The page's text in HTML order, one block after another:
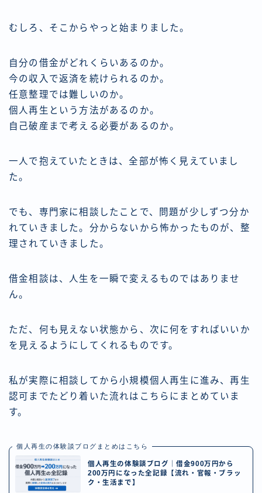
むしろ、そこからやっと始まりました。
自分の借金がどれくらいあるのか。
今の収入で返済を続けられるのか。
任意整理では難しいのか。
個人再生という方法があるのか。
自己破産まで考える必要があるのか。
一人で抱えていたときは、全部が怖く見えていまし
た。
でも、専門家に相談したことで、問題が少しずつ分か
れていきました。分からないから怖かったものが、整
理されていきました。
借金相談は、人生を一瞬で変えるものではありませ
ん。
ただ、何も見えない状態から、次に何をすればいいか
を見えるようにしてくれるものです。
私が実際に相談してから小規模個人再生に進み、再生
認可までたどり着いた流れはこちらにまとめていま
す。
個人再生の体験談ブログまとめはこちら
個人再生の体験談ブログ｜借金900万円から
200万円になった全記録【流れ・官報・ブラッ
ク・生活まで】